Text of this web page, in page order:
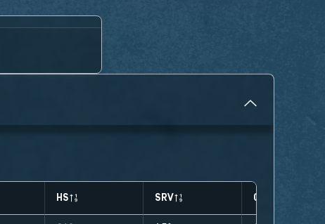
HS SRV CLUTCHES